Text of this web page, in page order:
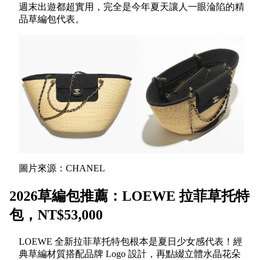
週末出遊都超實用，完全是今年夏天讓人一眼淪陷的精
品草編包代表。
圖片來源：CHANEL
2026草編包推薦：LOEWE 拉菲草托特
包，NT$53,000
LOEWE 全新拉菲草托特包根本是夏日少女感代表！經
典草編材質搭配品牌 Logo 設計，再點綴立體水晶花朵